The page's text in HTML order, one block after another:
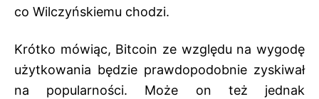
co Wilczyńskiemu chodzi.
Krótko mówiąc, Bitcoin ze względu na wygodę
użytkowania będzie prawdopodobnie zyskiwał
na popularności. Może on też jednak